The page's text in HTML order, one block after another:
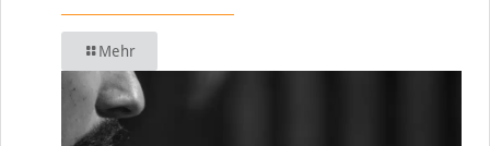
Mehr